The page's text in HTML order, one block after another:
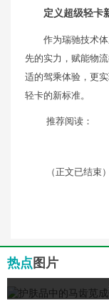
定义超级轻卡
作为瑞驰技术
先的实力，赋能物
适的驾乘体验，更
轻卡的新标准。
推荐阅读：
（正文已结束）
热点 图片